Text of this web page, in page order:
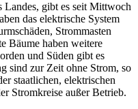
Landes, gibt es seit Mittwoch
das elektrische System
Strommasten
Bäume haben weitere
und Süden gibt es
sind zur Zeit ohne Strom, so
staatlichen, elektrischen
Stromkreise außer Betrieb.